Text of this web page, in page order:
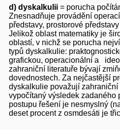
d) dyskalkulii = porucha
Znesnadňuje provádění
představy, prostorové
Jelikož oblast matematiky je
oblastí, v nichž se porucha
typů dyskalkulie:
grafickou, operacionální a
zahraniční literatuře bývají
dovednostech. Za nejčastější
dyskalkulie považují
vypočítaný výsledek zadaného
postupu řešení je nesmyslný
deset procent z osmdesáti je